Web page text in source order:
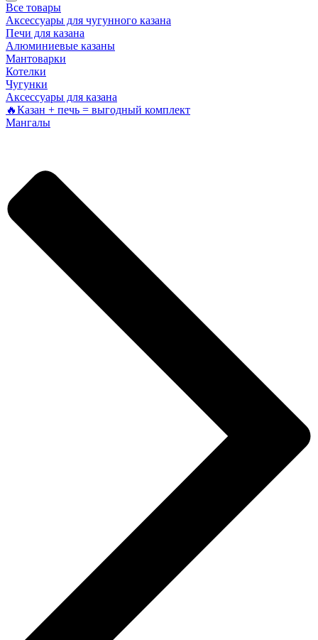
Все товары
Аксессуары для чугунного казана
Печи для казана
Алюминиевые казаны
Мантоварки
Котелки
Чугунки
Аксессуары для казана
🔥Казан + печь = выгодный комплект
Мангалы